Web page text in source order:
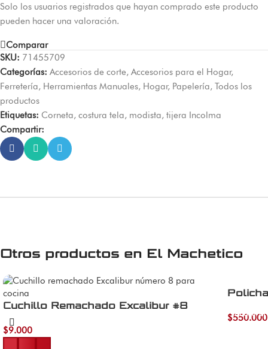
Solo los usuarios registrados que hayan comprado este producto
pueden hacer una valoración.
Comparar
SKU: 71455709
Categorías: Accesorios de corte, Accesorios para el Hogar,
Ferretería, Herramientas Manuales, Hogar, Papelería, Todos los
productos
Etiquetas: Corneta, costura tela, modista, tijera Incolma
Compartir:
Otros productos en El Machetico
Cuchillo Remachado Excalibur #8
$9.000
Añadir al carrito
$550.000
Añadir al